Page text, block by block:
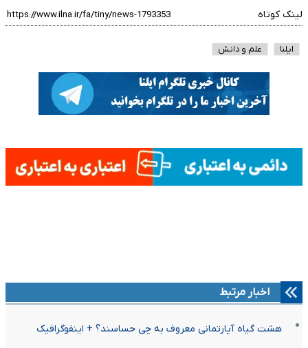
لینک کوتاه
ایلنا علم و دانش
اخبار مرتبط
هشت گیاه آپارتمانی معروف به چی حساسند؟ + اینفوگرافیک